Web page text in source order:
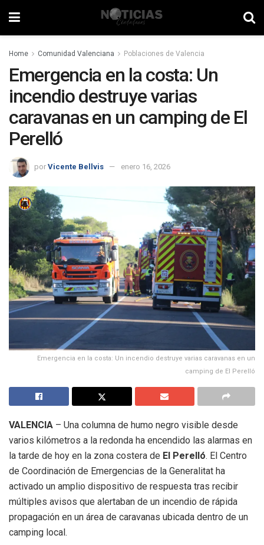
Home Comunidad Valenciana Poblaciones de Valencia
Emergencia en la costa: Un
incendio destruye varias
caravanas en un camping de El
Perelló
por Vicente Bellvis enero 16, 2026
Emergencia en la costa: Un incendio destruye varias caravanas en un
camping de El Perelló
VALENCIA – Una columna de humo negro visible desde
varios kilómetros a la redonda ha encendido las alarmas en
la tarde de hoy en la zona costera de El Perelló. El Centro
de Coordinación de Emergencias de la Generalitat ha
activado un amplio dispositivo de respuesta tras recibir
múltiples avisos que alertaban de un incendio de rápida
propagación en un área de caravanas ubicada dentro de un
camping local.